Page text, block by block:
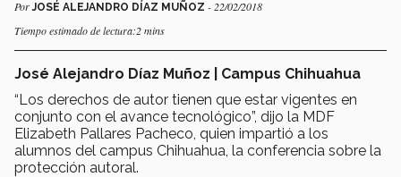
PorJOSÉ ALEJANDRO DÍAZ MUÑOZ - 22/02/2018
Tiempo estimado de lectura:2 mins
José Alejandro Díaz Muñoz
| Campus Chihuahua
“Los derechos de autor tienen que estar vigentes en
conjunto con el avance tecnológico”, dijo la MDF
Elizabeth Pallares Pacheco, quien impartió a los
alumnos del campus Chihuahua, la conferencia sobre la
protección autoral.